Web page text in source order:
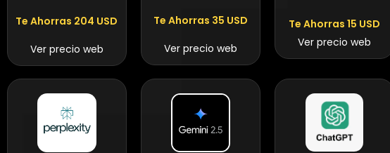
Te Ahorras 204 USD
Ver precio web
Te Ahorras 35 USD
Ver precio web
Te Ahorras 15 USD
Ver precio web